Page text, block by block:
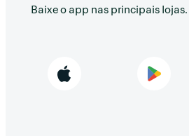
Baixe o app nas principais lojas.